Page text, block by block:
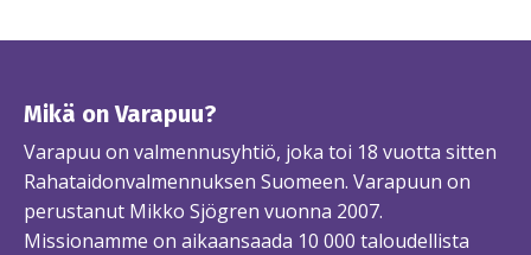
Mikä on Varapuu?
Varapuu on valmennusyhtiö, joka toi 18 vuotta sitten
Rahataidonvalmennuksen Suomeen. Varapuun on
perustanut Mikko Sjögren vuonna 2007.
Missionamme on aikaansaada 10 000 taloudellista